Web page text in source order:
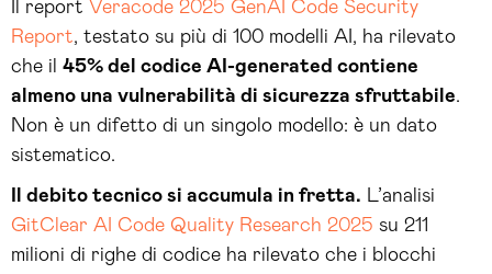
Il report Veracode 2025 GenAI Code Security
Report, testato su più di 100 modelli AI, ha rilevato
che il 45% del codice AI-generated contiene
almeno una vulnerabilità di sicurezza sfruttabile.
Non è un difetto di un singolo modello: è un dato
sistematico.
Il debito tecnico si accumula in fretta. L’analisi
GitClear AI Code Quality Research 2025 su 211
milioni di righe di codice ha rilevato che i blocchi